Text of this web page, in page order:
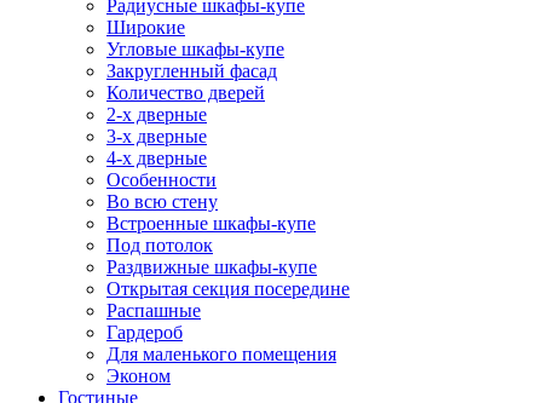
Радиусные шкафы-купе
Широкие
Угловые шкафы-купе
Закругленный фасад
Количество дверей
2-х дверные
3-х дверные
4-х дверные
Особенности
Во всю стену
Встроенные шкафы-купе
Под потолок
Раздвижные шкафы-купе
Открытая секция посередине
Распашные
Гардероб
Для маленького помещения
Эконом
Гостиные